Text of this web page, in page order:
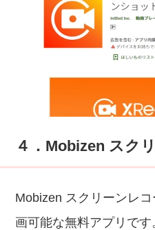
４．Mobizen スク
Mobizen スクリーンレ
画可能な無料アプリで